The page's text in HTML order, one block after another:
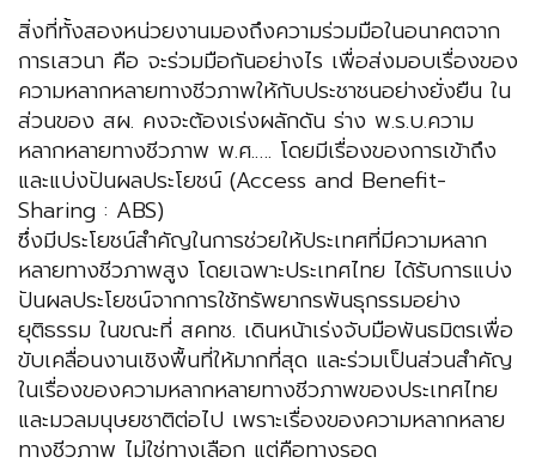
สิ่งที่ทั้งสองหน่วยงานมองถึงความร่วมมือในอนาคตจาก
การเสวนา คือ จะร่วมมือกันอย่างไร เพื่อส่งมอบเรื่องของ
ความหลากหลายทางชีวภาพให้กับประชาชนอย่างยั่งยืน ใน
ส่วนของ สผ. คงจะต้องเร่งผลักดัน ร่าง พ.ร.บ.ความ
หลากหลายทางชีวภาพ พ.ศ.…. โดยมีเรื่องของการเข้าถึง
และแบ่งปันผลประโยชน์ (Access and Benefit-
Sharing : ABS)
ซึ่งมีประโยชน์สำคัญในการช่วยให้ประเทศที่มีความหลาก
หลายทางชีวภาพสูง โดยเฉพาะประเทศไทย ได้รับการแบ่ง
ปันผลประโยชน์จากการใช้ทรัพยากรพันธุกรรมอย่าง
ยุติธรรม ในขณะที่ สคทช. เดินหน้าเร่งจับมือพันธมิตรเพื่อ
ขับเคลื่อนงานเชิงพื้นที่ให้มากที่สุด และร่วมเป็นส่วนสำคัญ
ในเรื่องของความหลากหลายทางชีวภาพของประเทศไทย
และมวลมนุษยชาติต่อไป เพราะเรื่องของความหลากหลาย
ทางชีวภาพ ไม่ใช่ทางเลือก แต่คือทางรอด